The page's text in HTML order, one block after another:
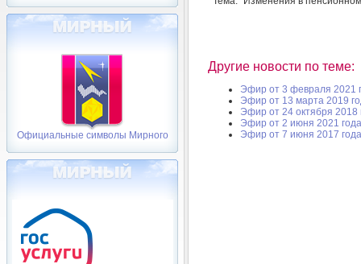
Официальные символы Мирного
Другие новости по теме:
Эфир от 3 февраля 2021
Эфир от 13 марта 2019
Эфир от 24 октября 2018
Эфир от 2 июня 2021 года
Эфир от 7 июня 2017 года